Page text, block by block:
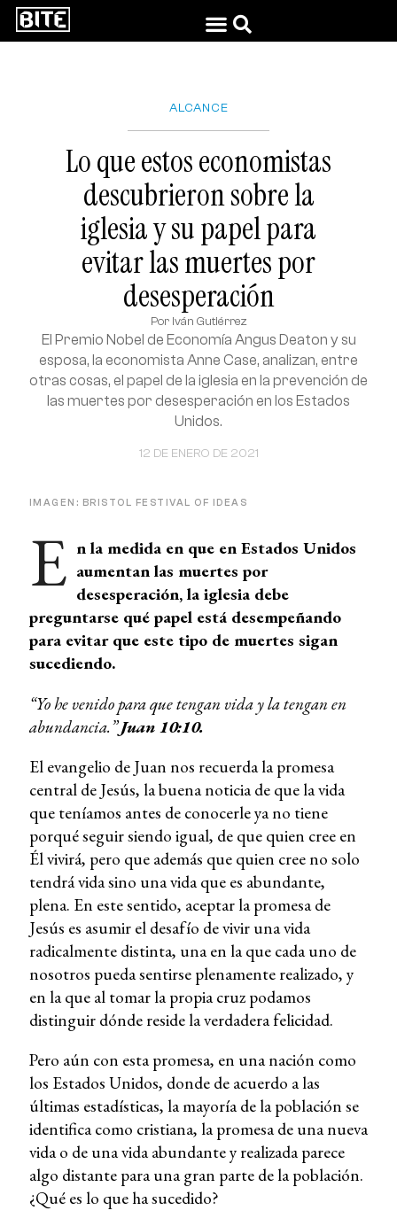
ALCANCE
Lo que estos economistas
descubrieron sobre la
iglesia y su papel para
evitar las muertes por
desesperación
Por Iván Gutiérrez
12 DE ENERO DE 2021
El Premio Nobel de Economía Angus Deaton y su
esposa, la economista Anne Case, analizan, entre
otras cosas, el papel de la iglesia en la prevención de
las muertes por desesperación en los Estados
Unidos.
IMAGEN: BRISTOL FESTIVAL OF IDEAS
E n la medida en que en Estados Unidos
aumentan las muertes por
desesperación, la iglesia debe
preguntarse qué papel está desempeñando
para evitar que este tipo de muertes sigan
sucediendo.
“Yo he venido para que tengan vida y la tengan en
abundancia.”Juan 10:10.
El evangelio de Juan nos recuerda la promesa
central de Jesús, la buena noticia de que la vida
que teníamos antes de conocerle ya no tiene
porqué seguir siendo igual, de que quien cree en
Él vivirá, pero que además que quien cree no solo
tendrá vida sino una vida que es abundante,
plena. En este sentido, aceptar la promesa de
Jesús es asumir el desafío de vivir una vida
radicalmente distinta, una en la que cada uno de
nosotros pueda sentirse plenamente realizado, y
en la que al tomar la propia cruz podamos
distinguir dónde reside la verdadera felicidad.
Pero aún con esta promesa, en una nación como
los Estados Unidos, donde de acuerdo a las
últimas estadísticas, la mayoría de la población se
identifica como cristiana, la promesa de una nueva
vida o de una vida abundante y realizada parece
algo distante para una gran parte de la población.
¿Qué es lo que ha sucedido?